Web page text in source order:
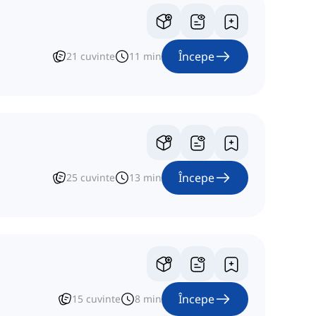
21 cuvinte 11 min Începe
25 cuvinte 13 min Începe
15 cuvinte 8 min Începe